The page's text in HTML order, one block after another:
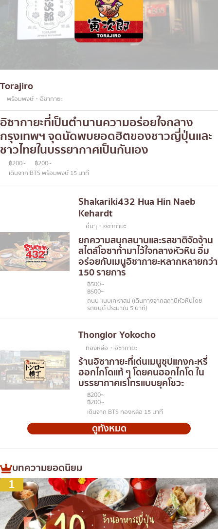
Torajiro
พร้อมพงษ์・อิซากายะ
อิซากายะที่เป็นตำนานความอร่อยใจกลาง
กรุงเทพฯ จุดนัดพบยอดฮิตของชาวญี่ปุ่นและ
ชาวไทยในบรรยากาศเป็นกันเอง
฿200~
฿200~
เดินจาก BTS พร้อมพงษ์ 15 นาที
Shakariki432 Hua Hin Naeb
Kehardt
อื่นๆ・อิซากายะ
ยกความสนุกสนานและรสชาติจัดจ้าน
สไตล์โอซาก้ามาไว้ใจกลางหัวหิน อิ่ม
อร่อยกับเมนูอิซากายะหลากหลายกว่า
150 รายการ
฿500~
฿500~
ถนน แนบเคหาสน์ (เดินทางจากสถานีหัวหินโดย
รถยนต์ ประมาณ 5 นาที)
Thonglor Yokocho
ทองหล่อ・อิซากายะ
ร้านอิซากายะที่เด่นเมนูซุปแกงกะหรี่
ฮอกไกโดแท้ ๆ โดยคนฮอกไกโด ใน
บรรยากาศเรโทรแบบยุคโชวะ
฿200~
฿200~
เดินจาก BTS ทองหล่อ 15 นาที
ดูทั้งหมด
บทความยอดนิยม
1